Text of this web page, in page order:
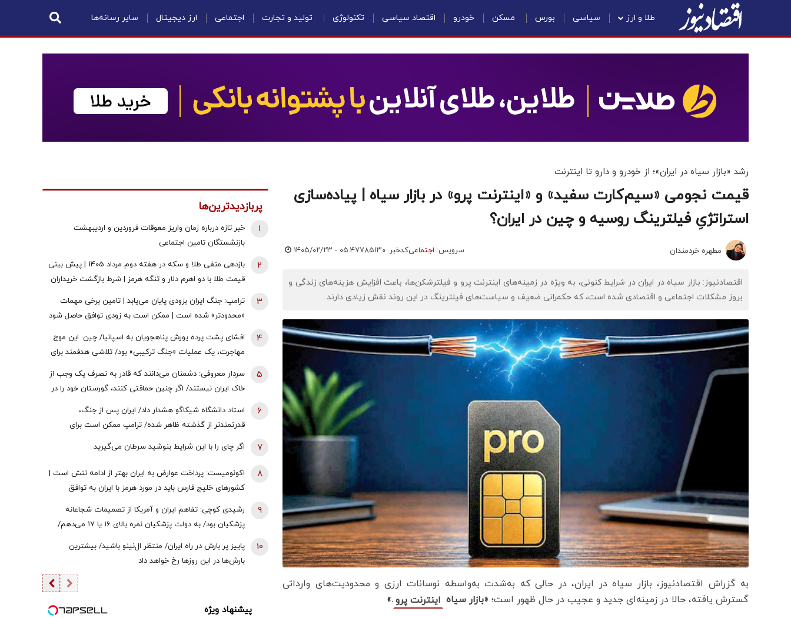
طلا و ارز سیاسی بورس مسکن خودرو اقتصاد سیاسی تکنولوژی تولید و تجارت اجتماعی ارز دیجیتال سایر رسانه‌ها
رشد «بازار سیاه در ایران»؛ از خودرو و دارو تا اینترنت
قیمت‌ نجومی «سیم‌کارت سفید» و «اینترنت پرو» در بازار سیاه | پیاده‌سازی
استراتژیِ فیلترینگ روسیه و چین در ایران؟
مطهره خردمندان سرویس: اجتماعیکدخبر: ۷۸۵۱۳۰ ۱۴۰۵/۰۲/۲۳ - ۰۵:۴۷
اقتصادنیوز: بازار سیاه در ایران در شرایط کنونی، به ویژه در زمینه‌های اینترنت پرو و فیلترشکن‌ها، باعث افزایش هزینه‌های زندگی و
بروز مشکلات اجتماعی و اقتصادی شده است، که حکمرانی ضعیف و سیاست‌های فیلترینگ در این روند نقش زیادی دارند.
به گزراش اقتصادنیوز، بازار سیاه در ایران، در حالی که به‌شدت به‌واسطه‌ نوسانات ارزی و محدودیت‌های وارداتی
گسترش یافته، حالا در زمینه‌ای جدید و عجیب در حال ظهور است؛ «بازار سیاه اینترنت پرو.»
پربازدیدترین‌ها
خبر تازه درباره زمان واریز معوقات فروردین و اردیبهشت
بازنشستگان تامین اجتماعی
1
بازدهی منفی طلا و سکه در هفته دوم مرداد 1405 | پیش بینی
قیمت طلا با دو اهرم دلار و تنگه هرمز | شرط بازگشت خریداران
2
ترامپ: جنگ ایران بزودی پایان می‌یابد | تامین برخی مهمات
«محدودتر» شده است | ممکن است به زودی توافق حاصل شود
3
افشای پشت پرده یورش پناهجویان به اسپانیا/ چین: این موج
مهاجرت، یک عملیات «جنگ ترکیبی» بود/ تلاشی هدفمند برای
4
سردار معروفی: دشمنان می‌دانند که قادر به تصرف یک وجب از
خاک ایران نیستند/ اگر چنین حماقتی کنند، گورستان خود را در
آنجا خواهند یافت/ دیپلماسی بدون پشتیبانی مردمی
امکان‌پذیر نیست
5
استاد دانشگاه شیکاگو هشدار داد/ ایران پس از جنگ،
قدرتمندتر از گذشته ظاهر شده/ ترامپ ممکن است برای
دستیابی به یک پیروزی نمادین پیش از انتخابات میان‌دوره‌ای
کنگره، به عملیات زمینی روی بیاورد
6
اگر چای را با این شرایط بنوشید سرطان می‌گیرید 7
اکونومیست: پرداخت عوارض به ایران بهتر از ادامه تنش است |
کشورهای خلیج فارس باید در مورد هرمز با ایران به توافق
8
رشیدی کوچی: تفاهم ایران و آمریکا از تصمیمات شجاعانه
پزشکیان بود/ به دولت پزشکیان نمره بالای ۱۶ یا ۱۷ می‌دهم/
مشکلات بزرگی روبه‌رو می‌شد/ اگر جلیلی رئیس‌جمهور
می‌شد...
9
پاییز پر بارش در راه ایران/ منتظر ال‌نینو باشید/ بیشترین
بارش‌ها در این روزها رخ خواهد داد
10
پیشنهاد ویژه